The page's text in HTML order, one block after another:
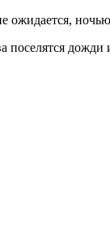
ожидается,
поселятся